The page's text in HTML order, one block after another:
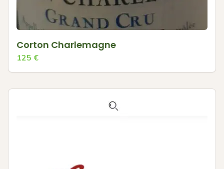
Corton Charlemagne
125 €